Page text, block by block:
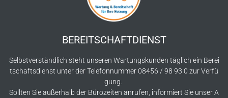
BEREITSCHAFTDIENST
Selbstverständlich steht unseren Wartungskunden täglich ein Berei
tschaftsdienst unter der Telefonnummer 08456 / 98 93 0 zur Verfü
gung.
Sollten Sie außerhalb der Bürozeiten anrufen, informiert Sie unser A